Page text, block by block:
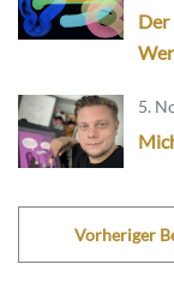
Der
5.
Vorheriger